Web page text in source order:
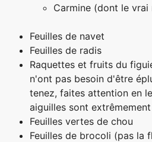
Carmine (dont le vrai
Feuilles de navet
Feuilles de radis
Raquettes et fruits du
n'ont pas besoin d'être
tenez, faites attention en
aiguilles sont
Feuilles vertes de chou
Feuilles de brocoli (pas la